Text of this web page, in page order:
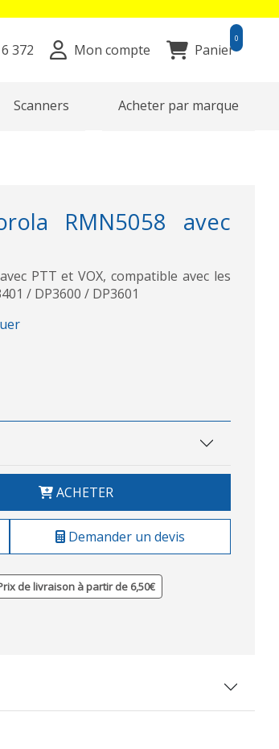
372 Mon compte Panier
0
Scanners Acheter par marque
RMN5058 avec
PTT et VOX, compatible avec les
/ DP3600 / DP3601
ACHETER
Demander un devis
de livraison à partir de 6,50€